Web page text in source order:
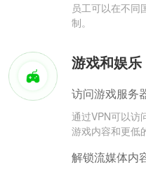
员工可以在不同
制。
游戏和娱乐
访问游戏服务
通过VPN可以访
游戏内容和更低
解锁流媒体内